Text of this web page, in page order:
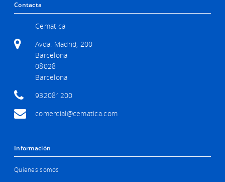
Contacta
Cematica
Avda. Madrid, 200
Barcelona
08028
Barcelona
932081200
comercial@cematica.com
Información
Quienes somos